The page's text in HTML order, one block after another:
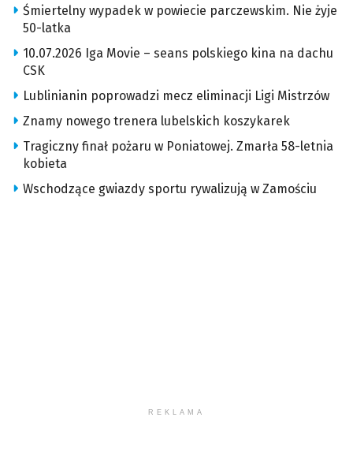
Śmiertelny wypadek w powiecie parczewskim. Nie żyje
50-latka
10.07.2026 Iga Movie – seans polskiego kina na dachu
CSK
Lublinianin poprowadzi mecz eliminacji Ligi Mistrzów
Znamy nowego trenera lubelskich koszykarek
Tragiczny finał pożaru w Poniatowej. Zmarła 58-letnia
kobieta
Wschodzące gwiazdy sportu rywalizują w Zamościu
REKLAMA